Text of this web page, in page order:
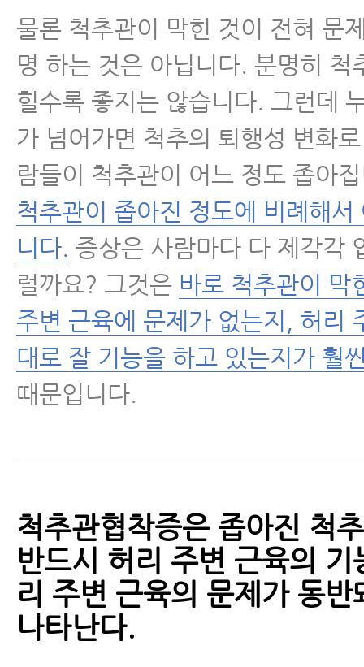
물론 척추관이 막힌 것이 전혀 문
명 하는 것은 아닙니다. 분명히 척
힐수록 좋지는 않습니다. 그런데
가 넘어가면 척추의 퇴행성 변화
람들이 척추관이 어느 정도 좁아
척추관이 좁아진 정도에 비례해서
니다. 증상은 사람마다 다 제각각
럴까요? 그것은 바로 척추관이 막
주변 근육에 문제가 없는지, 허리
대로 잘 기능을 하고 있는지가 훨
때문입니다.
척추관협착증은 좁아진 척
반드시 허리 주변 근육의 기
리 주변 근육의 문제가 동반
나타난다.